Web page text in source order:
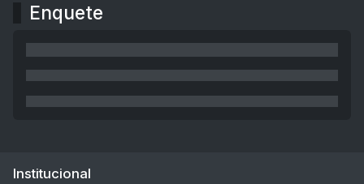
Enquete
Institucional